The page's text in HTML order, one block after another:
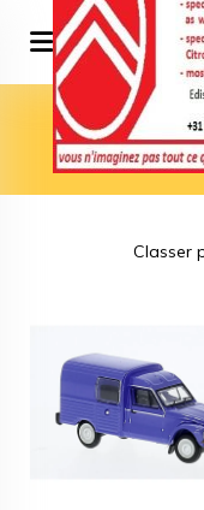
Accueil Marque
Brekina
Classer